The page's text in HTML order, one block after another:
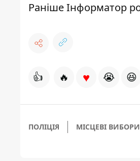
Раніше Інформатор
👍 🔥 ♥ 😭 😆
ПОЛІЦІЯ МІСЦЕВІ ВИБОРИ